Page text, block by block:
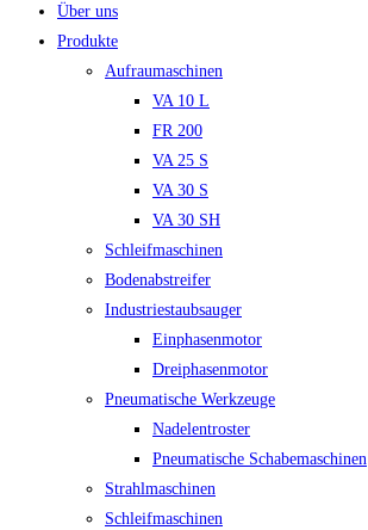
Über uns
Produkte
Aufraumaschinen
VA 10 L
FR 200
VA 25 S
VA 30 S
VA 30 SH
Schleifmaschinen
Bodenabstreifer
Industriestaubsauger
Einphasenmotor
Dreiphasenmotor
Pneumatische Werkzeuge
Nadelentroster
Pneumatische Schabemaschinen
Strahlmaschinen
Schleifmaschinen